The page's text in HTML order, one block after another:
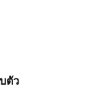
ตัว